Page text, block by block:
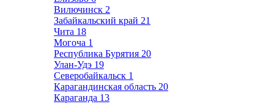
Вилючинск 2
Забайкальский край 21
Чита 18
Могоча 1
Республика Бурятия 20
Улан-Удэ 19
Северобайкальск 1
Карагандинская область 20
Караганда 13